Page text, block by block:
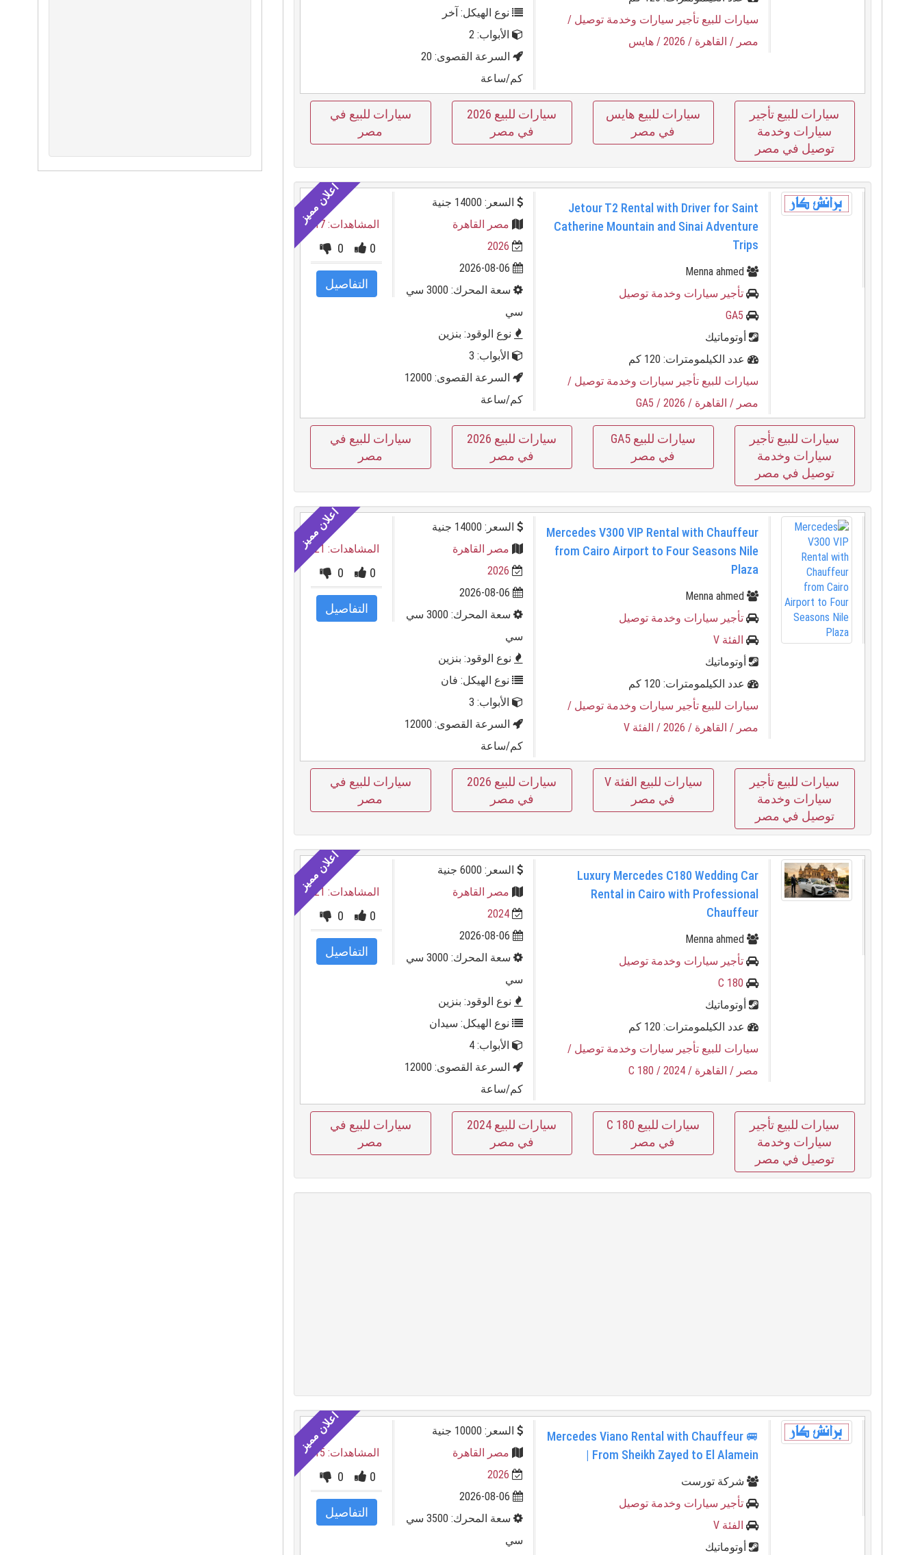
سيارات للبيع تأجير سيارات وخدمة توصيل /
مصر / القاهرة / 2026 / هايس
نوع الهيكل: آخر
الأبواب: 2
السرعة القصوى: 20
كم/ساعة
سيارات للبيع تأجير
سيارات وخدمة
توصيل في مصر
سيارات للبيع هايس
في مصر
سيارات للبيع 2026
في مصر
سيارات للبيع في
مصر
Jetour T2 Rental with Driver for Saint
Catherine Mountain and Sinai Adventure
Trips
تأجير سيارات وخدمة توصيل
GA5
أوتوماتيك
عدد الكيلمومترات: 120 كم
سيارات للبيع تأجير سيارات وخدمة توصيل /
مصر / القاهرة / 2026
/ GA5
السعر: 14000 جنية
مصر القاهرة
2026
2026-08-06
سعة المحرك: 3000 سي
سي
نوع الوقود: بنزين
الأبواب: 3
السرعة القصوى: 12000
كم/ساعة
المشاهدات: 17
0
0
التفاصيل
سيارات للبيع تأجير
سيارات وخدمة
توصيل في مصر
سيارات للبيع GA5
في مصر
سيارات للبيع 2026
في مصر
سيارات للبيع في
مصر
Mercedes V300 VIP Rental with Chauffeur
from Cairo Airport to Four Seasons Nile
Plaza
تأجير سيارات وخدمة توصيل
الفئة V
أوتوماتيك
عدد الكيلمومترات: 120 كم
سيارات للبيع تأجير سيارات وخدمة توصيل /
مصر / القاهرة / 2026 / الفئة V
السعر: 14000 جنية
مصر القاهرة
2026
2026-08-06
سعة المحرك: 3000 سي
سي
نوع الوقود: بنزين
نوع الهيكل: فان
الأبواب: 3
السرعة القصوى: 12000
كم/ساعة
المشاهدات: 21
0
0
التفاصيل
سيارات للبيع تأجير
سيارات وخدمة
توصيل في مصر
سيارات للبيع الفئة V
في مصر
سيارات للبيع 2026
في مصر
سيارات للبيع في
مصر
Luxury Mercedes C180 Wedding Car
Rental in Cairo with Professional
Chauffeur
تأجير سيارات وخدمة توصيل
C 180
أوتوماتيك
عدد الكيلمومترات: 120 كم
سيارات للبيع تأجير سيارات وخدمة توصيل /
مصر / القاهرة / 2024
/ C 180
السعر: 6000 جنية
مصر القاهرة
2024
2026-08-06
سعة المحرك: 3000 سي
سي
نوع الوقود: بنزين
نوع الهيكل: سيدان
الأبواب: 4
السرعة القصوى: 12000
كم/ساعة
المشاهدات: 21
0
0
التفاصيل
سيارات للبيع تأجير
سيارات وخدمة
توصيل في مصر
سيارات للبيع C 180
في مصر
سيارات للبيع 2024
في مصر
سيارات للبيع في
مصر
🚐 Mercedes Viano Rental with Chauffeur
| From Sheikh Zayed to El Alamein
شركة تورست
تأجير سيارات وخدمة توصيل
الفئة V
أوتوماتيك
السعر: 10000 جنية
مصر القاهرة
2026
2026-08-06
سعة المحرك: 3500 سي
سي
المشاهدات: 15
0
0
التفاصيل